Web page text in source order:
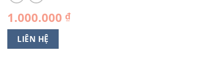
1.000.000 ₫
LIÊN HỆ